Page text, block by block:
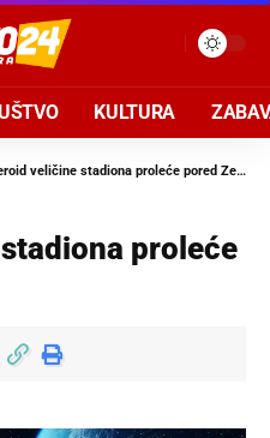
KULTURA
veličine stadiona proleće pored Zemlje
proleće